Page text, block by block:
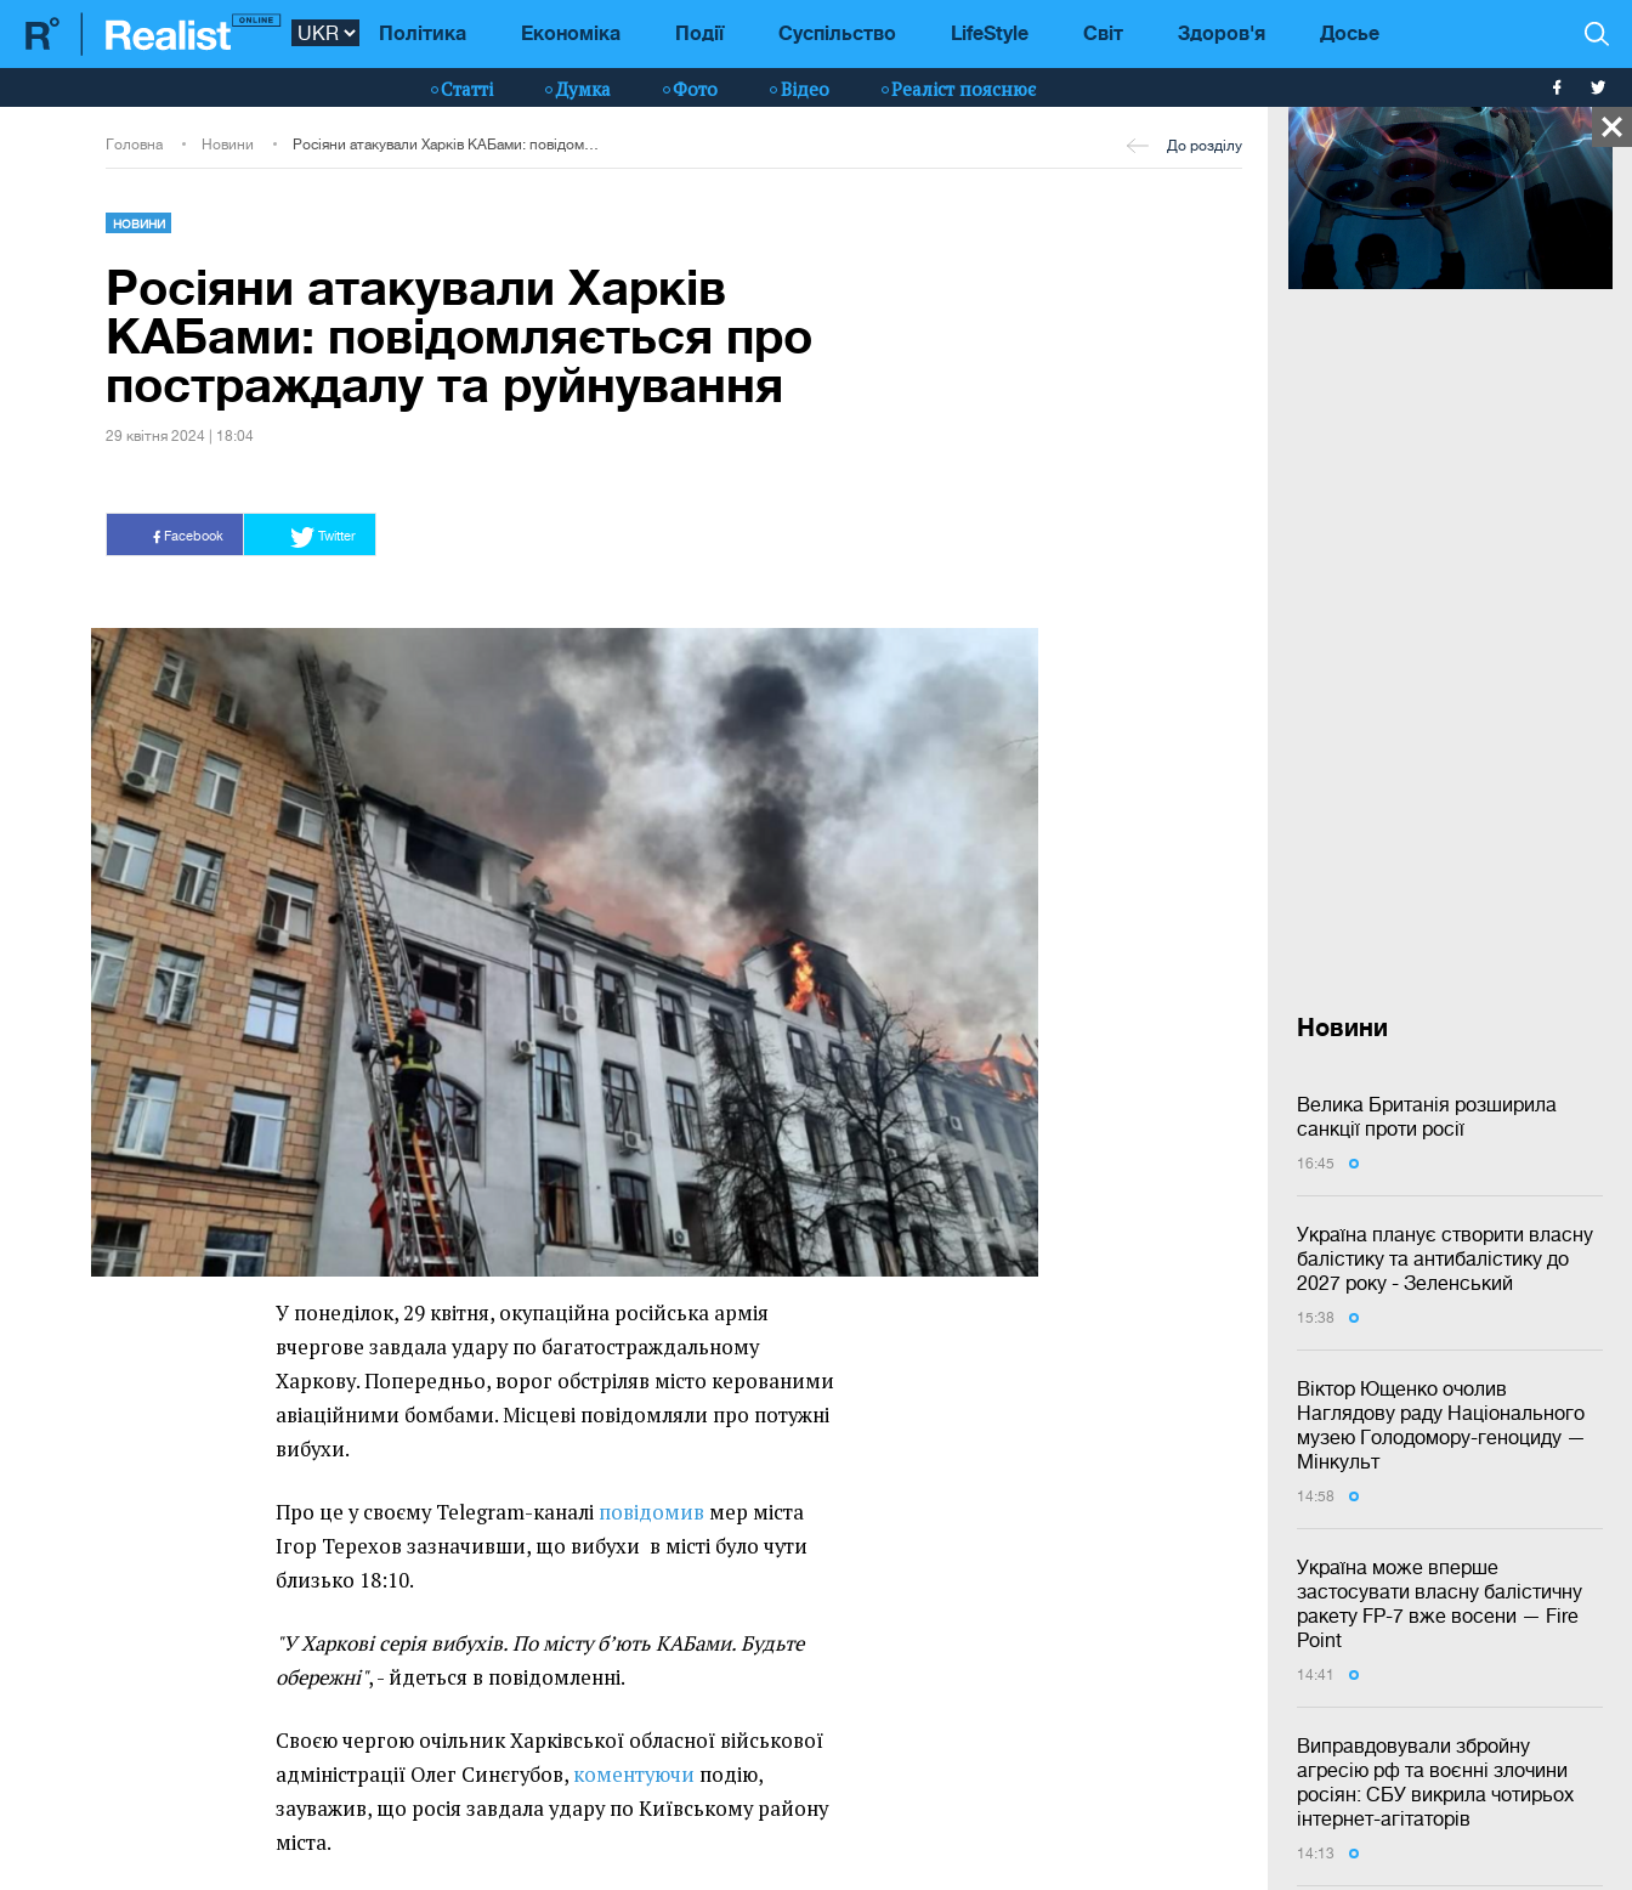
Політика Економіка Події Суспільство LifeStyle Світ Здоров'я Досье
Статті Думка Фото Відео Реаліст пояснює
Новини
Велика Британія розширила
санкції проти росії
16:45
Україна планує створити власну
балістику та антибалістику до
2027 року - Зеленський
15:38
Віктор Ющенко очолив
Наглядову раду Національного
музею Голодомору-геноциду —
Мінкульт
14:58
Україна може вперше
застосувати власну балістичну
ракету FP-7 вже восени — Fire
Point
14:41
Виправдовували збройну
агресію рф та воєнні злочини
росіян: СБУ викрила чотирьох
інтернет-агітаторів
14:13
Головна Новини До розділу
НОВИНИ
Росіяни атакували Харків
КАБами: повідомляється про
постраждалу та руйнування
29 квiтня 2024 | 18:04
Facebook Twitter
У понеділок, 29 квітня, окупаційна російська армія
вчергове завдала удару по багатостраждальному
Харкову. Попередньо, ворог обстріляв місто керованими
авіаційними бомбами. Місцеві повідомляли про потужні
вибухи.
Про це у своєму Telegram-каналі повідомив мер міста
Ігор Терехов зазначивши, що вибухи в місті було чути
близько 18:10.
"У Харкові серія вибухів. По місту бʼють КАБами. Будьте
обережні", - йдеться в повідомленні.
Своєю чергою очільник Харківської обласної військової
адміністрації Олег Синєгубов, коментуючи подію,
зауважив, що росія завдала удару по Київському району
міста.